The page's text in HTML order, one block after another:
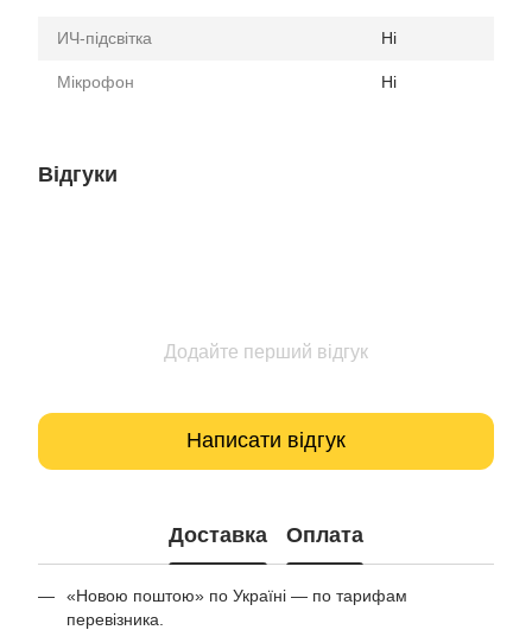
ИЧ-підсвітка Ні
Мікрофон Ні
Відгуки
Додайте перший відгук
Написати відгук
Доставка Оплата
«Новою поштою» по Україні — по тарифам
перевізника.